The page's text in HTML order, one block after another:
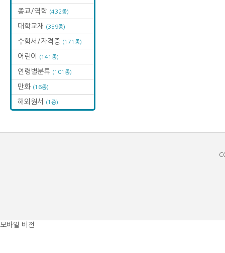
종교/역학 (432종)
대학교재 (359종)
수험서/자격증 (171종)
어린이 (141종)
연령별분류 (101종)
만화 (16종)
해외원서 (1종)
모바일 버전